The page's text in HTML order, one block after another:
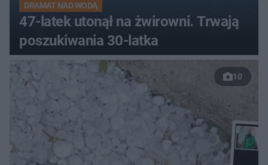
DRAMAT NAD WODĄ
47-latek utonął na żwirowni. Trwają
poszukiwania 30-latka
10